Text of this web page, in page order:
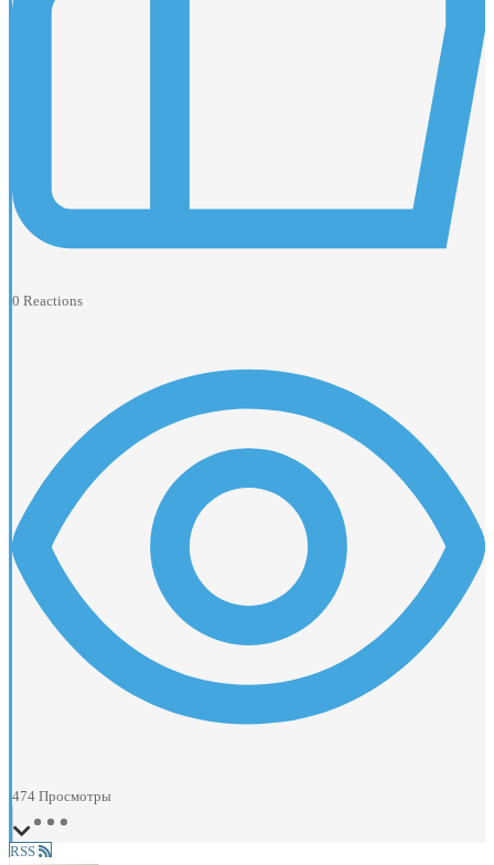
0 Reactions
474 Просмотры
RSS